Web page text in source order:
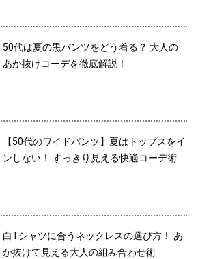
50代は夏の黒パンツをどう着る？ 大人の
あか抜けコーデを徹底解説！
【50代のワイドパンツ】夏はトップスをイ
ンしない！ すっきり見える快適コーデ術
白Tシャツに合うネックレスの選び方！ あ
か抜けて見える大人の組み合わせ術